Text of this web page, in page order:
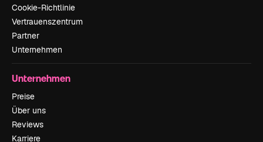
Cookie-Richtlinie
Vertrauenszentrum
Partner
Unternehmen
Unternehmen
Preise
Über uns
Reviews
Karriere